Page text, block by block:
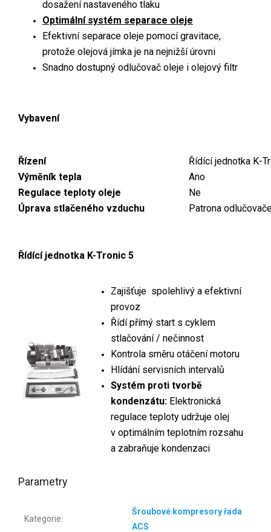
dosažení nastaveného tlaku
Optimální systém separace oleje
Efektivní separace oleje pomocí gravitace,
protože olejová jímka je na nejnižší úrovni
Snadno dostupný odlučovač oleje i olejový filtr
Vybavení
Řízení
Řídící jednotka K-
Výměník tepla
Ano
Regulace teploty oleje
Ne
Úprava stlačeného vzduchu
Patrona
Řídící jednotka K-Tronic 5
Zajišťuje spolehlivý a efektivní
provoz
Řídí přímý start s cyklem
stlačování / nečinnost
Kontrola směru otáčení motoru
Hlídání servisních intervalů
Systém proti tvorbě
kondenzátu: Elektronická
regulace teploty udržuje olej
v optimálním teplotním rozsahu
a zabraňuje kondenzaci
Parametry
Kategorie:
Šroubové kompresory řada
ACS